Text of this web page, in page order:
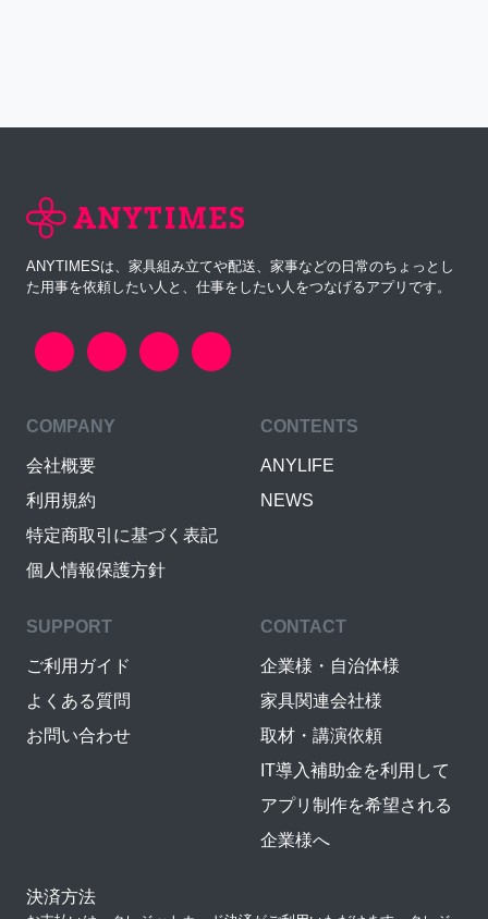
ANYTIMESは、家具組み立てや配送、家事などの日常のちょっとし
た用事を依頼したい人と、仕事をしたい人をつなげるアプリです。
COMPANY
会社概要
利用規約
特定商取引に基づく表記
個人情報保護方針
CONTENTS
ANYLIFE
NEWS
SUPPORT
ご利用ガイド
よくある質問
お問い合わせ
CONTACT
企業様・自治体様
家具関連会社様
取材・講演依頼
IT導入補助金を利用して
アプリ制作を希望される
企業様へ
決済方法